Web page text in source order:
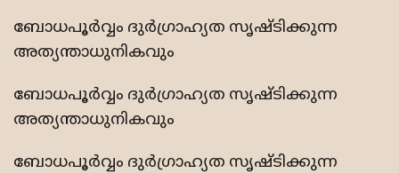
ബോധപൂര്‍വ്വം ദുര്‍ഗ്രാഹ്യത സൃഷ്ടിക്കുന്ന
അത്യന്താധുനികവും
ബോധപൂര്‍വ്വം ദുര്‍ഗ്രാഹ്യത സൃഷ്ടിക്കുന്ന
അത്യന്താധുനികവും
ബോധപൂര്‍വ്വം ദുര്‍ഗ്രാഹ്യത സൃഷ്ടിക്കുന്ന